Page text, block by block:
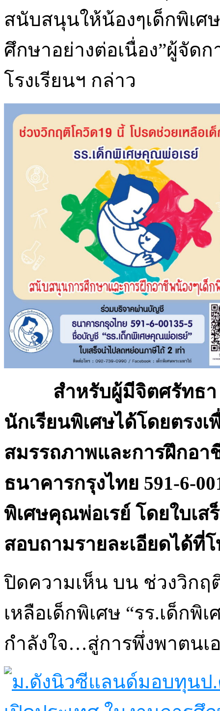
สนับสนุนให้น้องๆเด็กพิเศ
ศึกษาอย่างต่อเนื่อง”ผู้จัดก
โรงเรียนฯ กล่าว
สำหรับผู้มีจิตศรัทธา ส
นักเรียนพิเศษได้โดยตรง
สมรรถภาพและการฝึกอา
ธนาคารกรุงไทย 591-6-
พิเศษคุณพ่อเรย์ โดยใบเ
สอบถามรายละเอียดได้ที่โ
ปิดความเห็น บน ช่วงวิกฤ
เหลือเด็กพิเศษ “รร.เด็กพิ
กำลังใจ…สู่การพึ่งพาตนเ